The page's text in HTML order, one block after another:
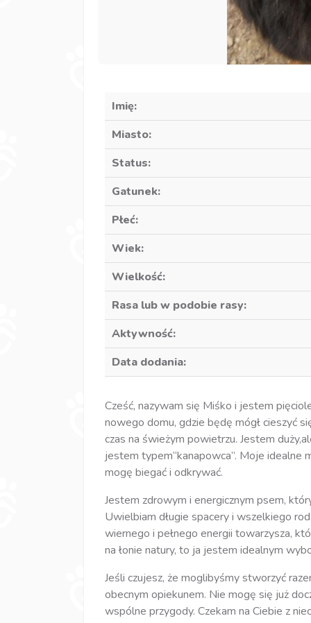
Imię:
Miasto:
Status:
Gatunek:
Płeć:
Wiek:
Wielkość:
Rasa lub w podobie rasy:
Aktywność:
Data dodania:
Cześć, nazywam się Miśko i jestem
nowego domu, gdzie będę mógł cieszyć
czas na świeżym powietrzu. Jestem
jestem typem“kanapowca”. Moje
mogę biegać i odkrywać.
Jestem zdrowym i energicznym psem,
Uwielbiam długie spacery i wszelkiego
wiernego i pełnego energii towarzysza,
na łonie natury, to ja jestem idealnym
Jeśli czujesz, że moglibyśmy stworzyć
obecnym opiekunem. Nie mogę się już
wspólne przygody. Czekam na Ciebie z